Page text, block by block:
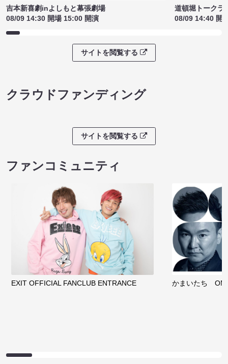
吉本新喜劇inよしもと幕張劇場
08/09 14:30 開場 15:00 開演
道頓堀トークラ
08/09 14:40 開
サイトを閲覧する
クラウドファンディング
サイトを閲覧する
ファンコミュニティ
EXIT OFFICIAL FANCLUB ENTRANCE かまいたち